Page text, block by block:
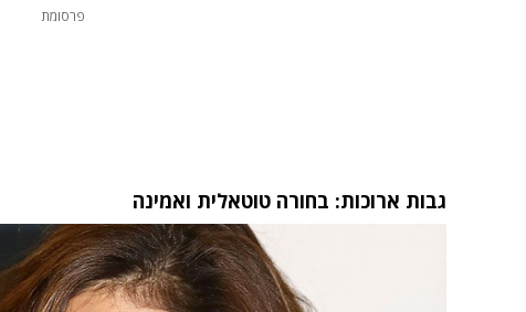
פרסומת
גבות ארוכות: בחורה טוטאלית ואמינה